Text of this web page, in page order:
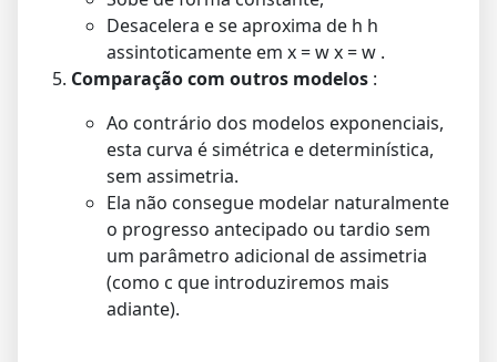
Desacelera e se aproxima de h h
assintoticamente em x = wx=w .
Comparação com outros modelos :
Ao contrário dos modelos exponenciais,
esta curva é simétrica e determinística,
sem assimetria.
Ela não consegue modelar naturalmente
o progresso antecipado ou tardio sem
um parâmetro adicional de assimetria
(como c que introduziremos mais
adiante).